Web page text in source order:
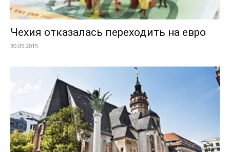
Чехия отказалась переходить на евро
30.05.2015